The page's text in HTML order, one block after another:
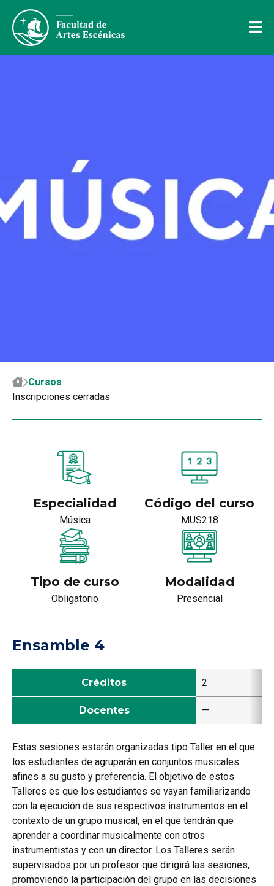
Cursos
Inscripciones cerradas
Especialidad
Música
Código del curso
MUS218
Tipo de curso
Obligatorio
Modalidad
Presencial
Ensamble 4
Créditos 2
Docentes —
Estas sesiones estarán organizadas tipo Taller en el que
los estudiantes de agruparán en conjuntos musicales
afines a su gusto y preferencia. El objetivo de estos
Talleres es que los estudiantes se vayan familiarizando
con la ejecución de sus respectivos instrumentos en el
contexto de un grupo musical, en el que tendrán que
aprender a coordinar musicalmente con otros
instrumentistas y con un director. Los Talleres serán
supervisados por un profesor que dirigirá las sesiones,
promoviendo la participación del grupo en las decisiones